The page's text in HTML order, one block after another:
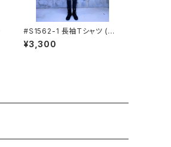
#S1562-1 長袖Tシャツ (綿1
00%) STUD'S[スタッズ]
¥3,300